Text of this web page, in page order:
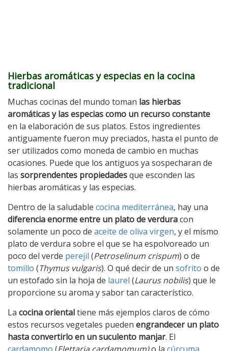
Hierbas aromáticas y especias en la cocina
tradicional
Muchas cocinas del mundo toman las hierbas
aromáticas y las especias como un recurso constante
en la elaboración de sus platos. Estos ingredientes
antiguamente fueron muy preciados, hasta el punto de
ser utilizados como moneda de cambio en muchas
ocasiones. Puede que los antiguos ya sospecharan de
las sorprendentes propiedadesque esconden las
hierbas aromáticas y las especias.
Dentro de la saludable cocina mediterránea, hay una
diferencia enorme entre un plato de verduracon
solamente un poco de aceite de oliva virgen, y el mismo
plato de verdura sobre el que se ha espolvoreado un
poco del verde perejil (Petroselinum crispum) o de
tomillo (Thymus vulgaris). O qué decir de un sofrito o de
un estofado sin la hoja de laurel (Laurus nobilis) que le
proporcione su aroma y sabor tan característico.
La cocina orientaltiene más ejemplos claros de cómo
estos recursos vegetales pueden engrandecer un plato
hasta convertirlo en un suculento manjar. El